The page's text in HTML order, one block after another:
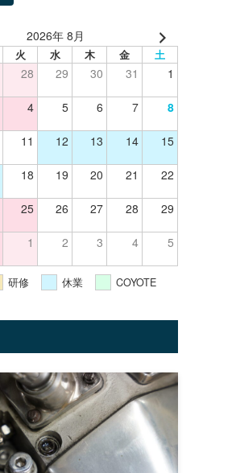
2026年 8月
火 水 木 金 土
28 29 30 31 1
4 5 6 7 8
11 12 13 14 15
18 19 20 21 22
25 26 27 28 29
1 2 3 4 5
研修 休業 COYOTE